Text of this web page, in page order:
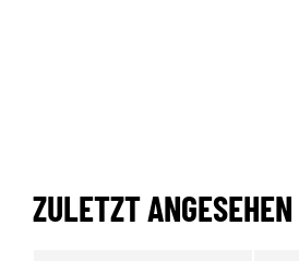
ZULETZT ANGESEHEN